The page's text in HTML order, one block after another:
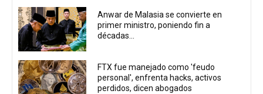
Anwar de Malasia se convierte en
primer ministro, poniendo fin a
décadas...
FTX fue manejado como 'feudo
personal', enfrenta hacks, activos
perdidos, dicen abogados